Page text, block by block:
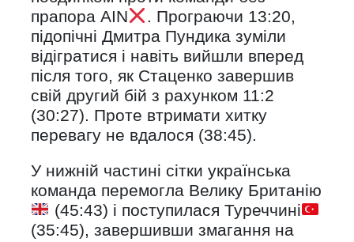
прапора AIN
. Програючи 13:20,
підопічні Дмитра Пундика зуміли
відігратися і навіть вийшли вперед
після того, як Стаценко завершив
свій другий бій з рахунком 11:2
(30:27). Проте втримати хитку
перевагу не вдалося (38:45).
У нижній частині сітки українська
команда перемогла Велику Британію
(45:43) і поступилася Туреччині
(35:45), завершивши змагання на